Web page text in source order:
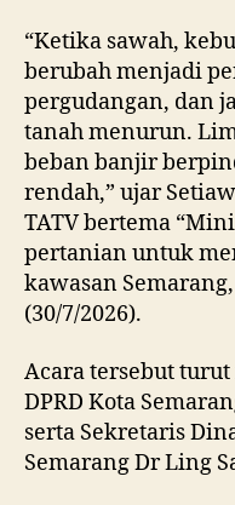
“Ketika sawah,
berubah menjadi
pergudangan, dan
tanah menurun.
beban banjir
rendah,” ujar
TATV bertema
pertanian untuk
kawasan
(30/7/2026).
Acara tersebut
DPRD Kota
serta Sekretaris
Semarang Dr Ling